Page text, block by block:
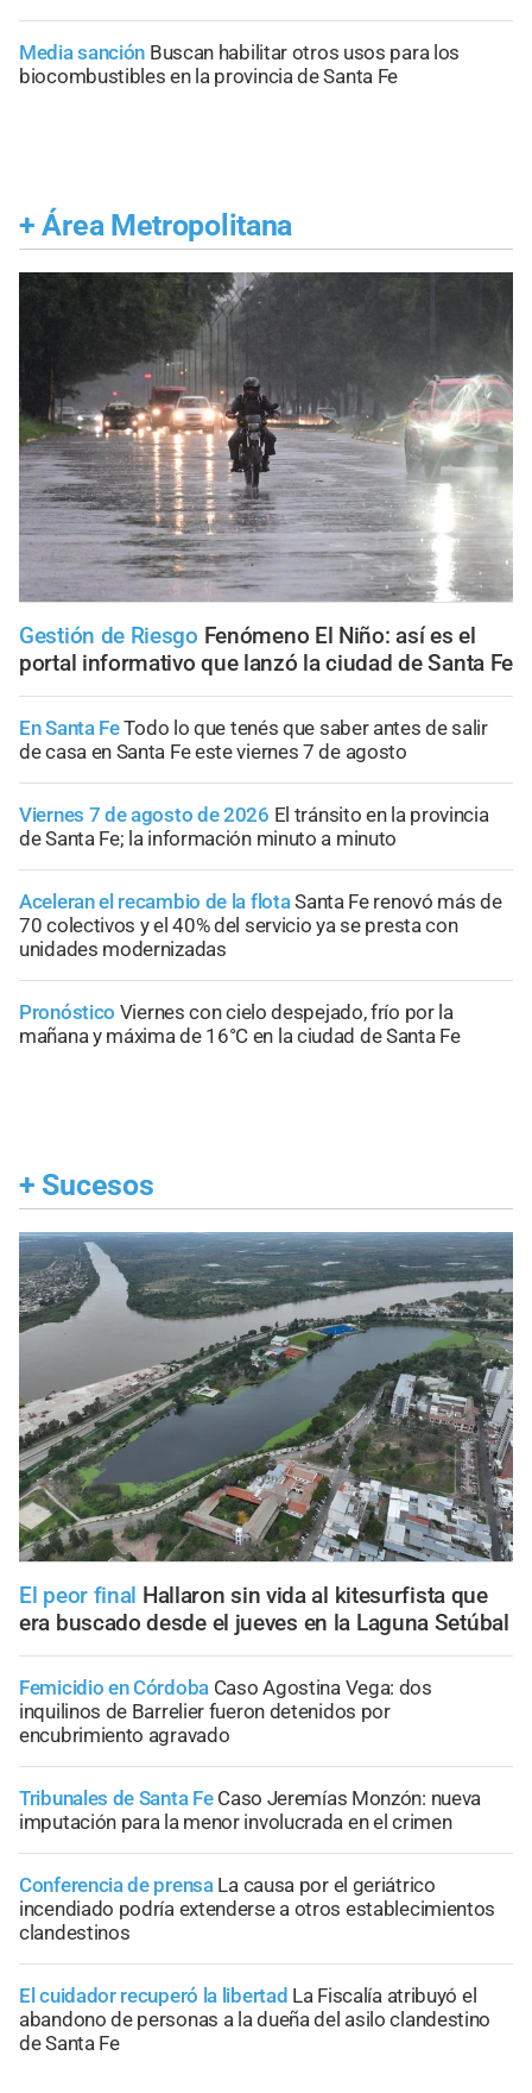
Media sanción Buscan habilitar otros usos para los
biocombustibles en la provincia de Santa Fe
+ Área Metropolitana
Gestión de Riesgo Fenómeno El Niño: así es el
portal informativo que lanzó la ciudad de Santa Fe
En Santa FeTodo lo que tenés que saber antes de salir
de casa en Santa Fe este viernes 7 de agosto
Viernes 7 de agosto de 2026 El tránsito en la provincia
de Santa Fe; la información minuto a minuto
Aceleran el recambio de la flotaSanta Fe renovó más de
70 colectivos y el 40% del servicio ya se presta con
unidades modernizadas
Pronóstico Viernes con cielo despejado, frío por la
mañana y máxima de 16°C en la ciudad de Santa Fe
+ Sucesos
El peor final Hallaron sin vida al kitesurfista que
era buscado desde el jueves en la Laguna Setúbal
Femicidio en Córdoba Caso Agostina Vega: dos
inquilinos de Barrelier fueron detenidos por
encubrimiento agravado
Tribunales de Santa Fe Caso Jeremías Monzón: nueva
imputación para la menor involucrada en el crimen
Conferencia de prensa La causa por el geriátrico
incendiado podría extenderse a otros establecimientos
clandestinos
El cuidador recuperó la libertad La Fiscalía atribuyó el
abandono de personas a la dueña del asilo clandestino
de Santa Fe